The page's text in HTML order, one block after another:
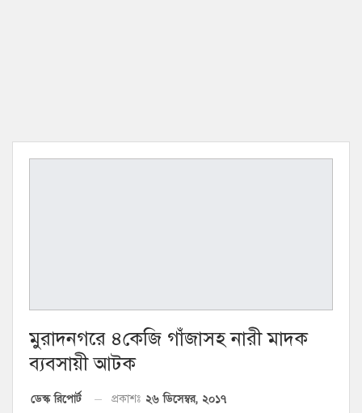
মুরাদনগরে ৪কেজি গাঁজাসহ নারী মাদক
ব্যবসায়ী আটক
ডেস্ক রিপোর্ট প্রকাশঃ ২৬ ডিসেম্বর, ২০১৭